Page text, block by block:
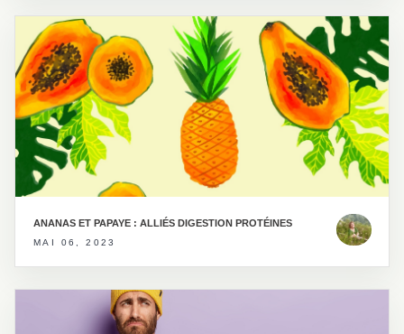
ANANAS ET PAPAYE : ALLIÉS DIGESTION PROTÉINES
MAI 06, 2023